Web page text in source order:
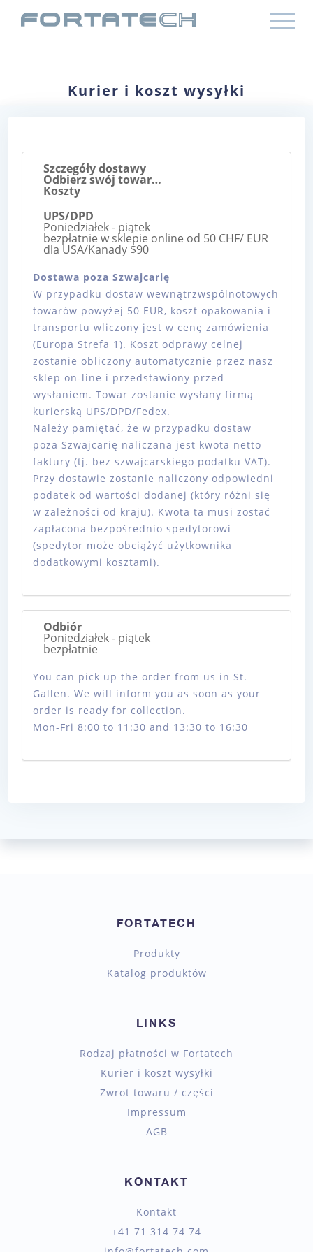
Kurier i koszt wysyłki
Szczegóły dostawy
Odbierz swój towar…
Koszty
UPS/DPD
Poniedziałek - piątek
bezpłatnie w sklepie online od 50 CHF/ EUR
dla USA/Kanady $90
Dostawa poza Szwajcarię
W przypadku dostaw wewnątrzwspólnotowych
towarów powyżej 50 EUR, koszt opakowania i
transportu wliczony jest w cenę zamówienia
(Europa Strefa 1). Koszt odprawy celnej
zostanie obliczony automatycznie przez nasz
sklep on-line i przedstawiony przed
wysłaniem. Towar zostanie wysłany firmą
kurierską UPS/DPD/Fedex.
Należy pamiętać, że w przypadku dostaw
poza Szwajcarię naliczana jest kwota netto
faktury (tj. bez szwajcarskiego podatku VAT).
Przy dostawie zostanie naliczony odpowiedni
podatek od wartości dodanej (który różni się
w zależności od kraju). Kwota ta musi zostać
zapłacona bezpośrednio spedytorowi
(spedytor może obciążyć użytkownika
dodatkowymi kosztami).
Odbiór
Poniedziałek - piątek
bezpłatnie
You can pick up the order from us in St.
Gallen. We will inform you as soon as your
order is ready for collection.
Mon-Fri 8:00 to 11:30 and 13:30 to 16:30
FORTATECH
Produkty
Katalog produktów
LINKS
Rodzaj płatności w Fortatech
Kurier i koszt wysyłki
Zwrot towaru / części
Impressum
AGB
KONTAKT
Kontakt
+41 71 314 74 74